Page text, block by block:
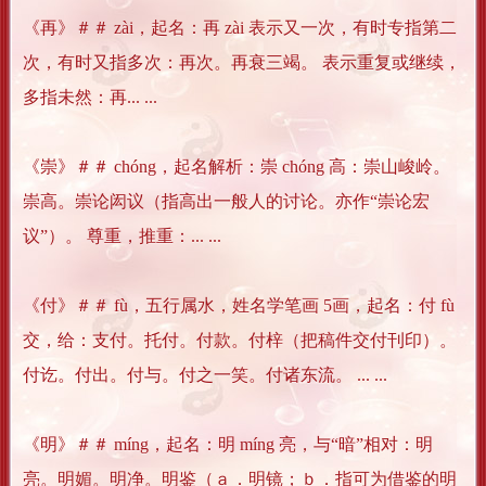
《再》＃＃ zài，起名：再 zài 表示又一次，有时专指第二
次，有时又指多次：再次。再衰三竭。 表示重复或继续，
多指未然：再... ...
《崇》＃＃ chóng，起名解析：崇 chóng 高：崇山峻岭。
崇高。崇论闳议（指高出一般人的讨论。亦作“崇论宏
议”）。 尊重，推重：... ...
《付》＃＃ fù，五行属水，姓名学笔画 5画，起名：付 fù
交，给：支付。托付。付款。付梓（把稿件交付刊印）。
付讫。付出。付与。付之一笑。付诸东流。 ... ...
《明》＃＃ míng，起名：明 míng 亮，与“暗”相对：明
亮。明媚。明净。明鉴（ａ．明镜；ｂ．指可为借鉴的明